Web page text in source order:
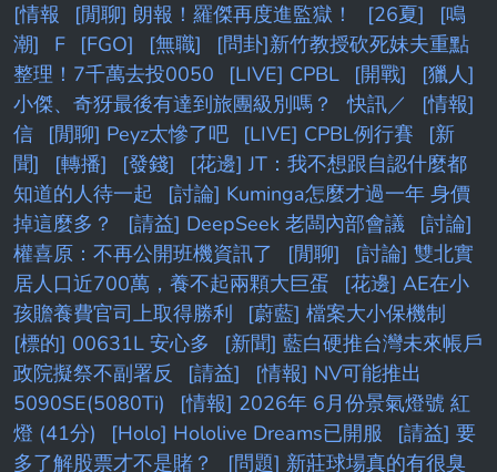
[情報
[閒聊] 朗報！羅傑再度進監獄！ [26夏]
[鳴
潮]
F [FGO] [無職]
[問卦]新竹教授砍死妹夫重點
整理！7千萬去投0050
[LIVE] CPBL [開戰]
[獵人]
小傑、奇犽最後有達到旅團級別嗎？
快訊／
[情報]
信
[閒聊] Peyz太慘了吧 [LIVE] CPBL例行賽
[新
聞]
[轉播] [發錢]
[花邊] JT：我不想跟自認什麼都
知道的人待一起
[討論] Kuminga怎麼才過一年 身價
掉這麼多？
[請益] DeepSeek 老闆內部會議
[討論]
權喜原：不再公開班機資訊了
[閒聊]
[討論] 雙北實
居人口近700萬，養不起兩顆大巨蛋
[花邊] AE在小
孩贍養費官司上取得勝利
[蔚藍] 檔案大小保機制
[標的] 00631L 安心多
[新聞] 藍白硬推台灣未來帳戶
政院擬祭不副署反
[請益]
[情報] NV可能推出
5090SE(5080Ti)
[情報] 2026年 6月份景氣燈號 紅
燈 (41分)
[Holo] Hololive Dreams已開服
[請益] 要
多了解股票才不是賭？
[問題] 新莊球場真的有很臭